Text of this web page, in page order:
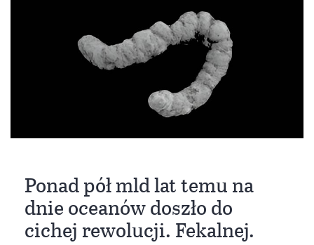
Ponad pół mld lat temu na
dnie oceanów doszło do
cichej rewolucji. Fekalnej.